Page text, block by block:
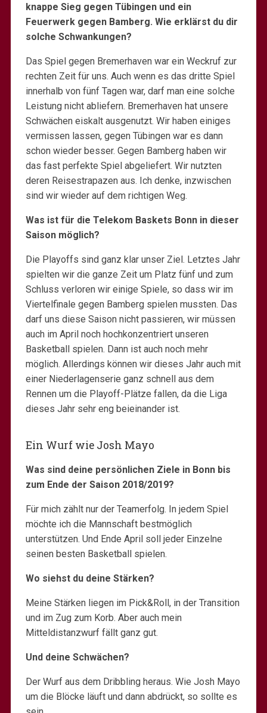
knappe Sieg gegen Tübingen und ein
Feuerwerk gegen Bamberg. Wie erklärst du dir
solche Schwankungen?
Das Spiel gegen Bremerhaven war ein Weckruf zur
rechten Zeit für uns. Auch wenn es das dritte Spiel
innerhalb von fünf Tagen war, darf man eine solche
Leistung nicht abliefern. Bremerhaven hat unsere
Schwächen eiskalt ausgenutzt. Wir haben einiges
vermissen lassen, gegen Tübingen war es dann
schon wieder besser. Gegen Bamberg haben wir
das fast perfekte Spiel abgeliefert. Wir nutzten
deren Reisestrapazen aus. Ich denke, inzwischen
sind wir wieder auf dem richtigen Weg.
Was ist für die Telekom Baskets Bonn in dieser
Saison möglich?
Die Playoffs sind ganz klar unser Ziel. Letztes Jahr
spielten wir die ganze Zeit um Platz fünf und zum
Schluss verloren wir einige Spiele, so dass wir im
Viertelfinale gegen Bamberg spielen mussten. Das
darf uns diese Saison nicht passieren, wir müssen
auch im April noch hochkonzentriert unseren
Basketball spielen. Dann ist auch noch mehr
möglich. Allerdings können wir dieses Jahr auch mit
einer Niederlagenserie ganz schnell aus dem
Rennen um die Playoff-Plätze fallen, da die Liga
dieses Jahr sehr eng beieinander ist.
Ein Wurf wie Josh Mayo
Was sind deine persönlichen Ziele in Bonn bis
zum Ende der Saison 2018/2019?
Für mich zählt nur der Teamerfolg. In jedem Spiel
möchte ich die Mannschaft bestmöglich
unterstützen. Und Ende April soll jeder Einzelne
seinen besten Basketball spielen.
Wo siehst du deine Stärken?
Meine Stärken liegen im Pick&Roll, in der Transition
und im Zug zum Korb. Aber auch mein
Mitteldistanzwurf fällt ganz gut.
Und deine Schwächen?
Der Wurf aus dem Dribbling heraus. Wie Josh Mayo
um die Blöcke läuft und dann abdrückt, so sollte es